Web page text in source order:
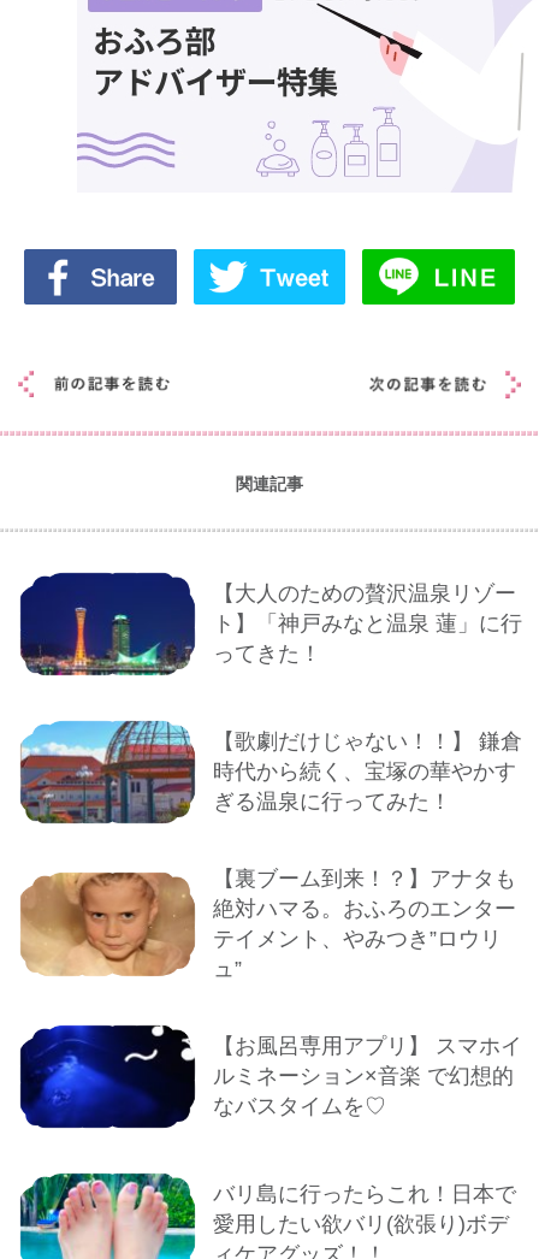
関連記事
【大人のための贅沢温泉リゾー
ト】「神戸みなと温泉 蓮」に行
ってきた！
【歌劇だけじゃない！！】 鎌倉
時代から続く、宝塚の華やかす
ぎる温泉に行ってみた！
【裏ブーム到来！？】アナタも
絶対ハマる。おふろのエンター
テイメント、やみつき”ロウリ
ュ”
【お風呂専用アプリ】 スマホイ
ルミネーション×音楽 で幻想的
なバスタイムを♡
バリ島に行ったらこれ！日本で
愛用したい欲バリ(欲張り)ボデ